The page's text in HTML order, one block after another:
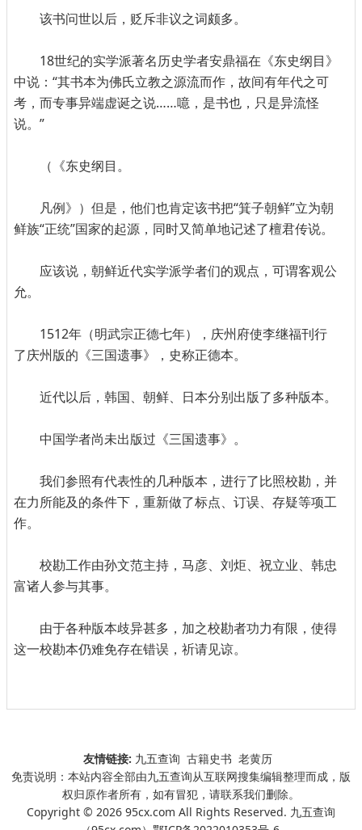
该书问世以后，贬斥非议之词颇多。
18世纪的实学派著名历史学者安鼎福在《东史纲目》
中说：“其书本为佛氏立教之源流而作，故间有年代之可
考，而专事异端虚诞之说……噫，是书也，只是异流怪
说。”
（《东史纲目。
凡例》）但是，他们也肯定该书把“箕子朝鲜”立为朝
鲜族“正统”国家的起源，同时又简单地记述了檀君传说。
应该说，朝鲜近代实学派学者们的观点，可谓客观公
允。
1512年（明武宗正德七年），庆州府使李继福刊行
了庆州版的《三国遗事》，史称正德本。
近代以后，韩国、朝鲜、日本分别出版了多种版本。
中国学者尚未出版过《三国遗事》。
我们参照有代表性的几种版本，进行了比照校勘，并
在力所能及的条件下，重新做了标点、订误、存疑等项工
作。
校勘工作由孙文范主持，马彦、刘炬、祝立业、韩忠
富诸人参与其事。
由于各种版本歧异甚多，加之校勘者功力有限，使得
这一校勘本仍难免存在错误，祈请见谅。
友情链接: 九五查询 古籍史书 老黄历
免责说明：本站内容全部由九五查询从互联网搜集编辑整理而成，版
权归原作者所有，如有冒犯，请联系我们删除。
Copyright © 2026 95cx.com All Rights Reserved. 九五查询